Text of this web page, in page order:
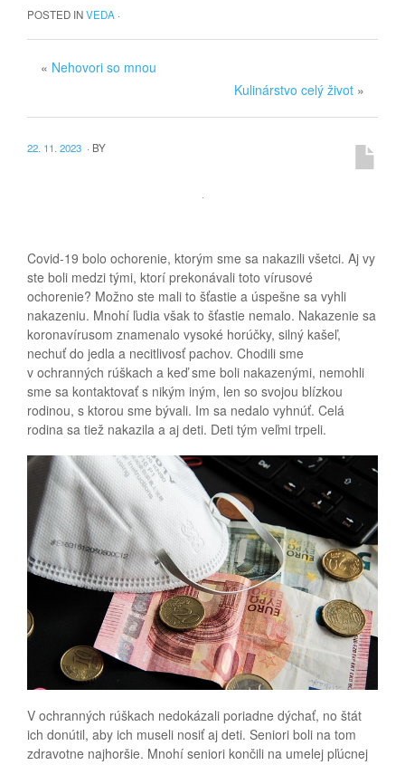
POSTED INVEDA ·
« Nehovori so mnou
Kulinárstvo celý život »
22. 11. 2023 · BY
Covid-19 bolo ochorenie, ktorým sme sa nakazili všetci. Aj vy
ste boli medzi tými, ktorí prekonávali toto vírusové
ochorenie? Možno ste mali to šťastie a úspešne sa vyhli
nakazeniu. Mnohí ľudia však to šťastie nemalo. Nakazenie sa
koronavírusom znamenalo vysoké horúčky, silný kašeľ,
nechuť do jedla a necitlivosť pachov. Chodili sme
v ochranných rúškach a keď sme boli nakazenými, nemohli
sme sa kontaktovať s nikým iným, len so svojou blízkou
rodinou, s ktorou sme bývali. Im sa nedalo vyhnúť. Celá
rodina sa tiež nakazila a aj deti. Deti tým veľmi trpeli.
V ochranných rúškach nedokázali poriadne dýchať, no štát
ich donútil, aby ich museli nosiť aj deti. Seniori boli na tom
zdravotne najhoršie. Mnohí seniori končili na umelej pľúcnej